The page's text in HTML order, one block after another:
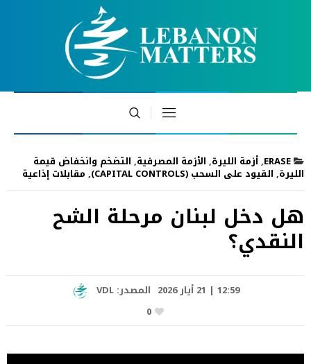
ERASE
,أزمة الليرة, الأزمة المصرفية, التضخم وانخفاض قيمة
الليرة, القيود على السحب (CAPITAL CONTROLS) , مقابلات إذاعية
هل دخل لبنان مرحلة الشح
النقدي؟
12:59 | 21 أيار 2026 المصدر:VDL
0